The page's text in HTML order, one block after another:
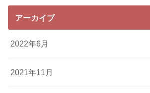
アーカイブ
2022年6月
2021年11月